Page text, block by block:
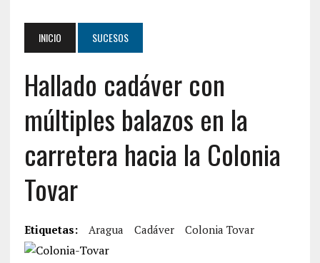
INICIO SUCESOS
Hallado cadáver con
múltiples balazos en la
carretera hacia la Colonia
Tovar
Etiquetas: Aragua Cadáver Colonia Tovar